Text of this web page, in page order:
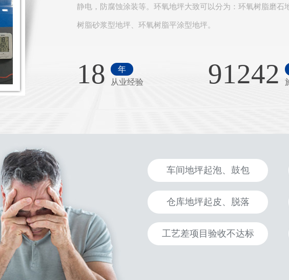
静电，防腐蚀涂装等。环氧地坪大致可以分为：环氧树脂磨
树脂砂浆型地坪、环氧树脂平涂型地坪。
18
年
从业经验
91242
车间地坪起泡、鼓包
仓库地坪起皮、脱落
工艺差项目验收不达标